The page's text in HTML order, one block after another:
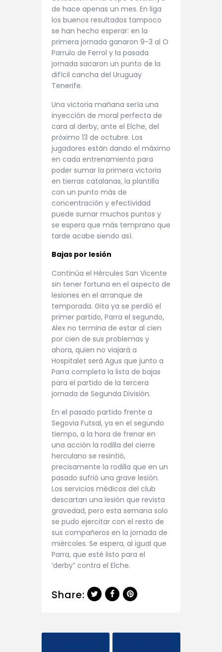
de hace apenas un mes. En liga
los buenos resultados tampoco
se han hecho esperar: en la
primera jornada ganaron 9-3 al O
Parrulo de Ferrol y la pasada
jornada sacaron un punto de la
difícil cancha del Uruguay
Tenerife.
Una victoria mañana sería una
inyección de moral perfecta de
cara al derby, ante el Elche, del
próximo 13 de octubre. Los
jugadores están dando el máximo
en cada entrenamiento para
poder sumar la primera victoria
en tierras catalanas, la plantilla
con un punto más de
concentración y efectividad
puede sumar muchos puntos y
se espera que más temprano que
tarde acabe siendo así.
Bajas por lesión
Continúa el Hércules San Vicente
sin tener fortuna en el aspecto de
lesiones en el arranque de
temporada. Gita ya se perdió el
primer partido, Parra el segundo,
Alex no termina de estar al cien
por cien de sus problemas y
ahora, quien no viajará a
Hospitalet será Agus que junto a
Parra completa la lista de bajas
para el partido de la tercera
jornada de Segunda División.
En el pasado partido frente a
Segovia Futsal, ya en el segundo
tiempo, a la hora de frenar en
una acción la rodilla del cierre
herculano se resintió,
precisamente la rodilla que en un
pasado sufrió una grave lesión.
Los servicios médicos del club
descartan una lesión que revista
gravedad, pero esta semana solo
se pudo ejercitar con el resto de
sus compañeros en la jornada de
miércoles. Se espera, al igual que
Parra, que esté listo para el
‘derby” contra el Elche.
Share: